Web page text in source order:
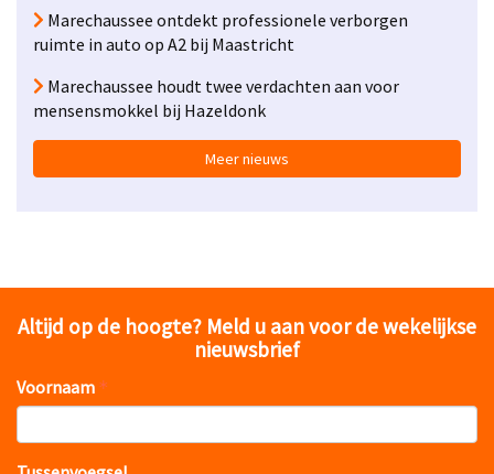
Marechaussee ontdekt professionele verborgen
ruimte in auto op A2 bij Maastricht
Marechaussee houdt twee verdachten aan voor
mensensmokkel bij Hazeldonk
Meer nieuws
Altijd op de hoogte? Meld u aan voor de wekelijkse
nieuwsbrief
Voornaam